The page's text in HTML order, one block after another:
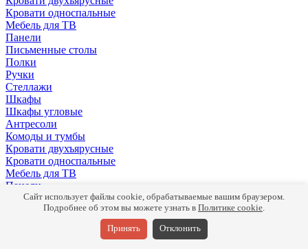
Кровати односпальные
Мебель для ТВ
Панели
Письменные столы
Полки
Ручки
Стеллажи
Шкафы
Шкафы угловые
Антресоли
Комоды и тумбы
Кровати двухъярусные
Кровати односпальные
Мебель для ТВ
Панели
Письменные столы
Сайт использует файлы cookie, обрабатываемые вашим браузером.
Подробнее об этом вы можете узнать в Политике cookie.
Принять Отклонить